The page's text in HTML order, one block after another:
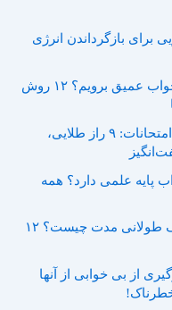
و جادویی برای بازگرداندن انرژی
چگونه بدون قرص خواب آور سریع به خواب عمیق برویم؟ ۱۲ روش
درمان بی خوابی در نوجوانان در فصل امتحانات: ۹ راز طلایی،
پایه علمی دارد؟ همه
عوارض جانبی قرص زولپیدم در مصرف طولانی مدت چیست؟ ۱۲
از بی خوابی از آنها